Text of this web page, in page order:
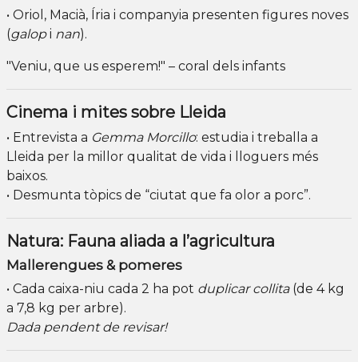
• Oriol, Macià, Íria i companyia presenten figures noves
(galopi nan).
"Veniu, que us esperem!" – coral dels infants
Cinema i mites sobre Lleida
• Entrevista a Gemma Morcillo: estudia i treballa a
Lleida per la millor qualitat de vida i lloguers més
baixos.
• Desmunta tòpics de “ciutat que fa olor a porc”.
Natura: Fauna aliada a l’agricultura
Mallerengues & pomeres
• Cada caixa-niu cada 2 ha pot duplicar collita(de 4 kg
a 7,8 kg per arbre).
Dada pendent de revisar!